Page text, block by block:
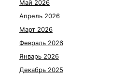
Май 2026
Апрель 2026
Март 2026
Февраль 2026
Январь 2026
Декабрь 2025